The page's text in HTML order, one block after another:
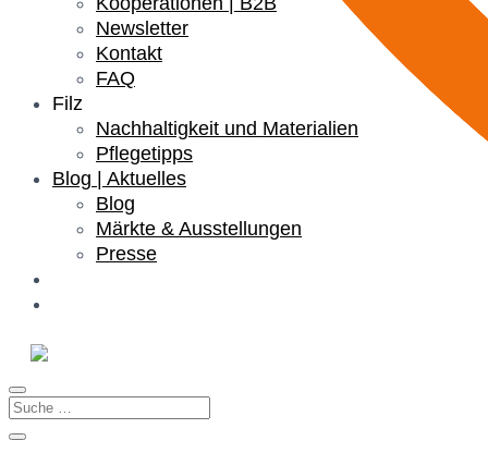
Newsletter
Kontakt
FAQ
Filz
Nachhaltigkeit und Materialien
Pflegetipps
Blog | Aktuelles
Blog
Märkte & Ausstellungen
Presse